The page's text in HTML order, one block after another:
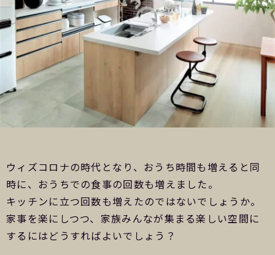
ウィズコロナの時代となり、おうち時間も増えると同
時に、おうちでの食事の回数も増えました。
キッチンに立つ回数も増えたのではないでしょうか。
家事を楽にしつつ、家族みんなが集まる楽しい空間に
するにはどうすればよいでしょう？